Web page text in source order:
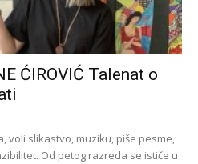
ĆIROVIĆ Talenat o
voli slikastvo, muziku, piše pesme,
Od petog razreda se ističe u